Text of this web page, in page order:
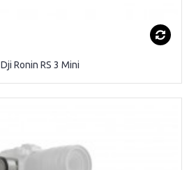
Dji Ronin RS 3 Mini